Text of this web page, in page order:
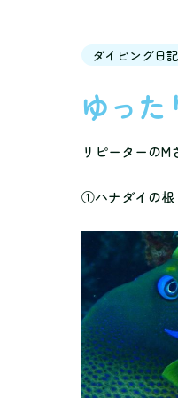
ダイビング日記
ゆった
リピーターの
①ハナダイ